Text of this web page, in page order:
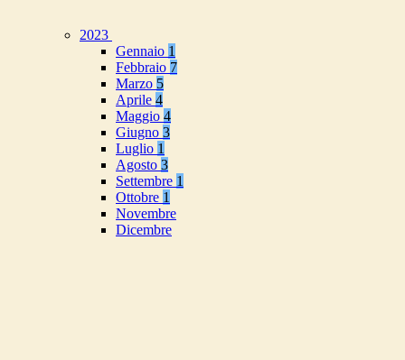
2023
Gennaio 1
Febbraio 7
Marzo 5
Aprile 4
Maggio 4
Giugno 3
Luglio 1
Agosto 3
Settembre 1
Ottobre 1
Novembre
Dicembre